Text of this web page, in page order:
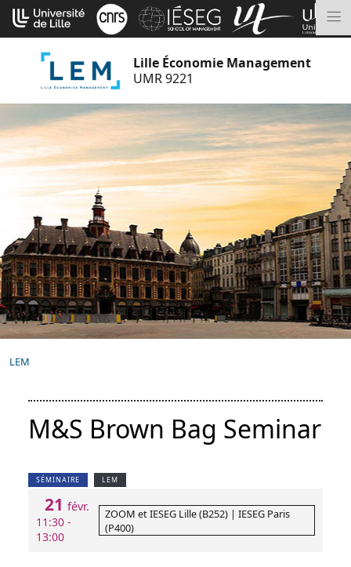
Aller
au
contenu
Lille Économie Management
UMR 9221
LEM
M&S Brown Bag Seminar
SÉMINAIRE LEM
21févr.
11:30 -
13:00
ZOOM et IESEG Lille (B252) | IESEG Paris
(P400)
Cookies management panel